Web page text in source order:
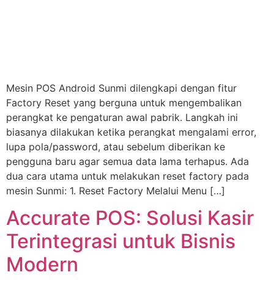
Mesin POS Android Sunmi dilengkapi dengan fitur
Factory Reset yang berguna untuk mengembalikan
perangkat ke pengaturan awal pabrik. Langkah ini
biasanya dilakukan ketika perangkat mengalami error,
lupa pola/password, atau sebelum diberikan ke
pengguna baru agar semua data lama terhapus. Ada
dua cara utama untuk melakukan reset factory pada
mesin Sunmi: 1. Reset Factory Melalui Menu […]
Accurate POS: Solusi Kasir
Terintegrasi untuk Bisnis
Modern